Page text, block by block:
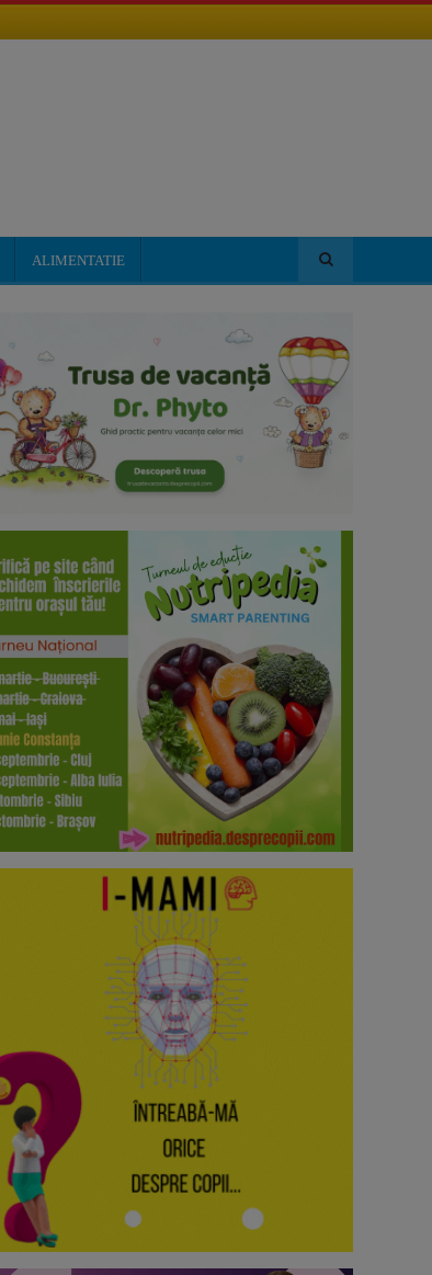
ALIMENTATIE